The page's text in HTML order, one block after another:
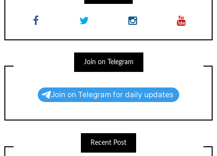
Join on Telegram
Join on Telegram for daily updates
Recent Post